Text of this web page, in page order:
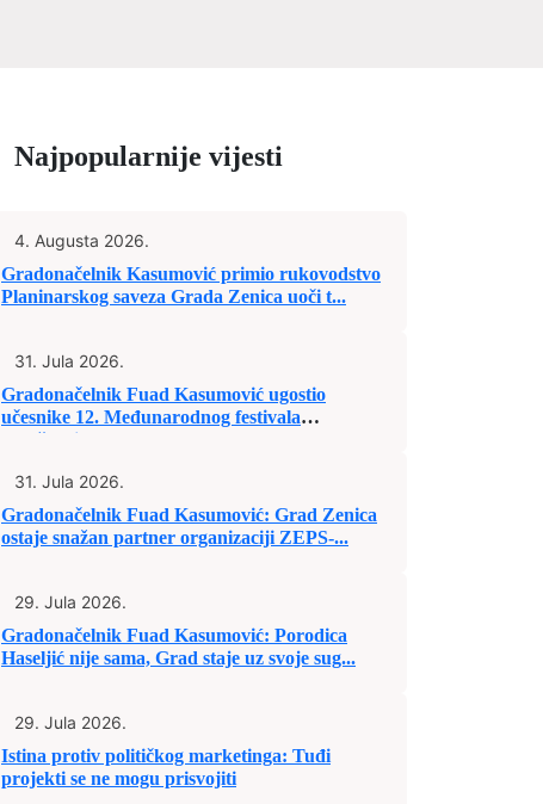
Najpopularnije vijesti
4. Augusta 2026.
Gradonačelnik Kasumović primio rukovodstvo
Planinarskog saveza Grada Zenica uoči t...
31. Jula 2026.
Gradonačelnik Fuad Kasumović ugostio
učesnike 12. Međunarodnog festivala
„Mošćanic...
31. Jula 2026.
Gradonačelnik Fuad Kasumović: Grad Zenica
ostaje snažan partner organizaciji ZEPS-...
29. Jula 2026.
Gradonačelnik Fuad Kasumović: Porodica
Haseljić nije sama, Grad staje uz svoje sug...
29. Jula 2026.
Istina protiv političkog marketinga: Tuđi
projekti se ne mogu prisvojiti